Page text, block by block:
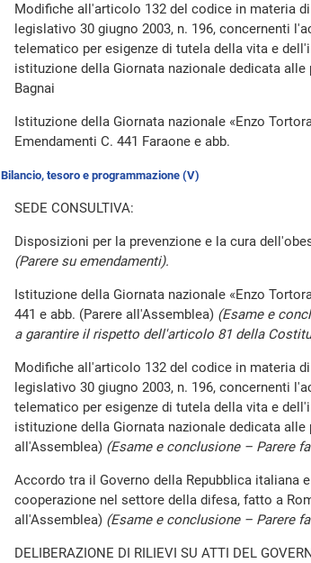
Modifiche all'articolo 132 del codice in materia
legislativo 30 giugno 2003, n. 196, concernenti
telematico per esigenze di tutela della vita e
istituzione della Giornata nazionale dedicata
Bagnai
Istituzione della Giornata nazionale «Enzo
Emendamenti C. 441 Faraone e abb.
Bilancio, tesoro e programmazione (V)
SEDE CONSULTIVA:
Disposizioni per la prevenzione e la cura
(Parere su emendamenti).
Istituzione della Giornata nazionale «Enzo
441 e abb. (Parere all'Assemblea) (Esame e
a garantire il rispetto dell'articolo 81 della
Modifiche all'articolo 132 del codice in materia
legislativo 30 giugno 2003, n. 196, concernenti
telematico per esigenze di tutela della vita e
istituzione della Giornata nazionale dedicata alle
all'Assemblea) (Esame e conclusione – Parere
Accordo tra il Governo della Repubblica italiana
cooperazione nel settore della difesa, fatto a
all'Assemblea) (Esame e conclusione – Parere
DELIBERAZIONE DI RILIEVI SU ATTI DEL